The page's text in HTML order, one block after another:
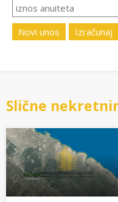
Novi unos Izračunaj
Slične